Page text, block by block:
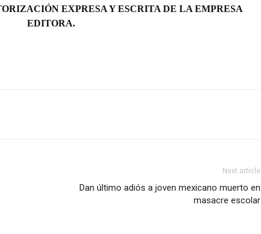
EXPRESA Y ESCRITA DE LA EMPRESA
EDITORA.
Next article
Dan último adiós a joven mexicano muerto en
masacre escolar